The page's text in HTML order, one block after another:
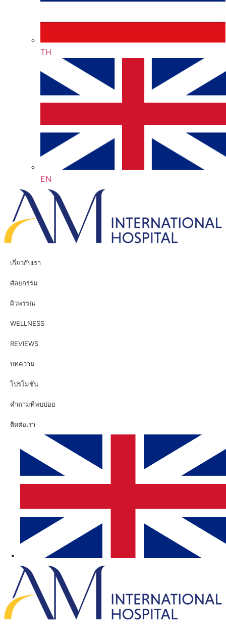
TH
EN
เกี่ยวกับเรา
ศัลยกรรม
ผิวพรรณ
WELLNESS
REVIEWS
บทความ
โปรโมชั่น
คำถามที่พบบ่อย
ติดต่อเรา